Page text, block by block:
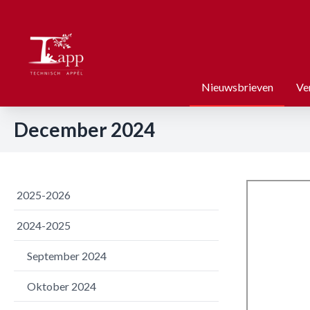
Nieuwsbrieven
December 2024
2025-2026
2024-2025
September 2024
Oktober 2024